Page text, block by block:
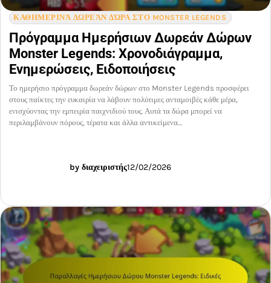
ΚΑΘΗΜΕΡΙΝΆ ΔΩΡΕΆΝ ΔΏΡΑ ΣΤΟ MONSTER LEGENDS
Πρόγραμμα Ημερήσιων Δωρεάν Δώρων
Monster Legends: Χρονοδιάγραμμα,
Ενημερώσεις, Ειδοποιήσεις
Το ημερήσιο πρόγραμμα δωρεάν δώρων στο Monster Legends προσφέρει
στους παίκτες την ευκαιρία να λάβουν πολύτιμες ανταμοιβές κάθε μέρα,
ενισχύοντας την εμπειρία παιχνιδιού τους. Αυτά τα δώρα μπορεί να
περιλαμβάνουν πόρους, τέρατα και άλλα αντικείμενα…
by διαχειριστής12/02/2026